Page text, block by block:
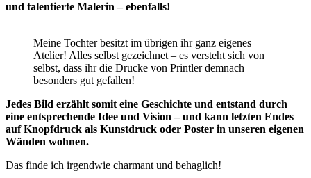
und talentierte Malerin – ebenfalls!
Meine Tochter besitzt im übrigen ihr ganz eigenes
Atelier! Alles selbst gezeichnet – es versteht sich von
selbst, dass ihr die Drucke von Printler demnach
besonders gut gefallen!
Jedes Bild erzählt somit eine Geschichte und entstand durch
eine entsprechende Idee und Vision – und kann letzten Endes
auf Knopfdruck als Kunstdruck oder Poster in unseren eigenen
Wänden wohnen.
Das finde ich irgendwie charmant und behaglich!